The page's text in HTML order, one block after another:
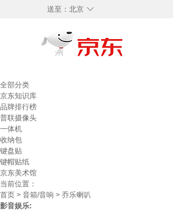
◇
送至： 北京
全部分类
京东知识库
品牌排行榜
普联摄像头
一体机
收纳包
键盘贴
键帽贴纸
京东美术馆
当前位置：
首页 > 音箱/音响 > 乔乐喇叭
影音娱乐: